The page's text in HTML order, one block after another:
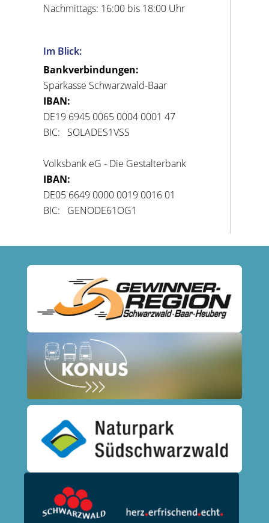
Nachmittags: 16:00 bis 18:00 Uhr
Im Blick:
Bankverbindungen:
Sparkasse Schwarzwald-Baar
IBAN:
DE19 6945 0065 0004 0001 47
BIC: SOLADES1VSS
Volksbank eG - Die Gestalterbank
IBAN:
DE05 6649 0000 0019 0016 01
BIC: GENODE61OG1